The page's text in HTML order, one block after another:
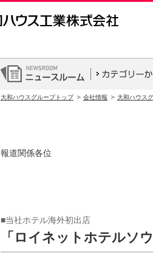
大和ハウスグループトップ 会社情報 大和ハウス
報道関係各位
■当社ホテル海外初出店
「ロイネットホテルソ